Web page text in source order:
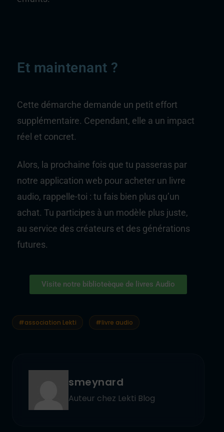
Et maintenant ?
Cette démarche demande un petit effort
supplémentaire. Cependant, elle a un impact
réel et concret.
Alors, la prochaine fois que tu passeras par
notre application web pour acheter un livre
audio, rappelle-toi : tu fais bien plus qu’un
achat. Tu participes à un modèle plus juste,
au service des créateurs et des générations
futures.
Visite notre biblioteèque de livres Audio
#association Lekti #livre audio
smeynard
Auteur chez Lekti Blog